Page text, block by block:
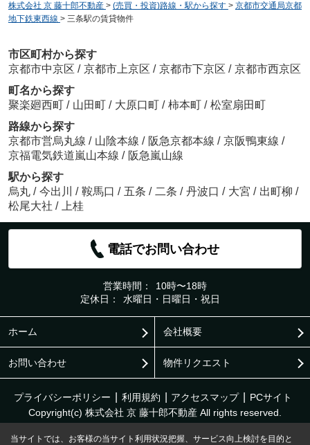
株式会社 京 藤十郎不動産 > (売買・投資)路線・駅から探す > 京都市交通局京都
地下鉄東西線 > 三条駅の賃貸物件
市区町村から探す
京都市中京区 / 京都市上京区 / 京都市下京区 / 京都市西京区
町名から探す
聚楽廻西町 / 山田町 / 大原口町 / 柿本町 / 松室扇田町
路線から探す
京都市営烏丸線 / 山陰本線 / 阪急京都本線 / 京阪鴨東線 /
京福電気鉄道嵐山本線 / 阪急嵐山線
駅から探す
烏丸 / 今出川 / 鞍馬口 / 五条 / 二条 / 丹波口 / 大宮 / 出町柳 /
松尾大社 / 上桂
電話でお問い合わせ
営業時間：
10時〜18時
定休日：
水曜日・日曜日・祝日
ホーム 会社概要
お問い合わせ 物件リクエスト
プライバシーポリシー 利用規約 アクセスマップ
PCサイト
Copyright(c) 株式会社 京 藤十郎不動産 All rights reserved.
当サイトでは、お客様の当サイト利用状況把握、サービス向上検討を目的と